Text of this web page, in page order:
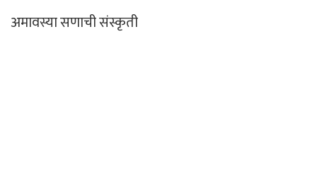
अमावस्या सणाची संस्कृती